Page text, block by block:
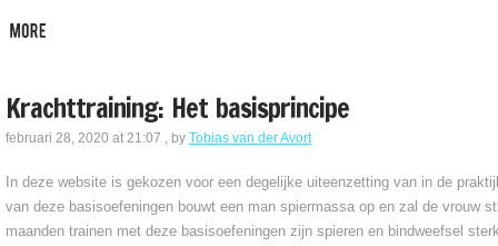
Krachttraining: Het basisprincipe
februari 28, 2020 at 21:07 , by Tobias van der Avort
In deze website is gekozen voor een degelijke uiteenzetting van in de
van deze basisoefeningen bouwt een man spiermassa op en zal de vrouw
maanden trainen met deze basisoefeningen zijn spieren en bindweefsel